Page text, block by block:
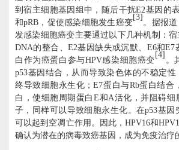
到宿主细胞基因组中，随后干扰E2基因的
和pRB，促使感染细胞发生癌变
[3]
。据报道
发感染细胞癌变主要通过以下几种机制：
DNA的整合、E2基因缺失或沉默、E6和E7
白作为癌蛋白参与HPV感染细胞癌变
[4]
。
p53基因结合，从而导致染色体的不稳定
终导致细胞永生化；E7蛋白与Rb蛋白结合
白，使细胞周期蛋白E和A活化，并阻碍细
子，同样可以导致细胞永生化。在p53基因
可以起到空凋亡作用。因此，HPV16和
确认为潜在的病毒致癌基因，成为免疫治疗